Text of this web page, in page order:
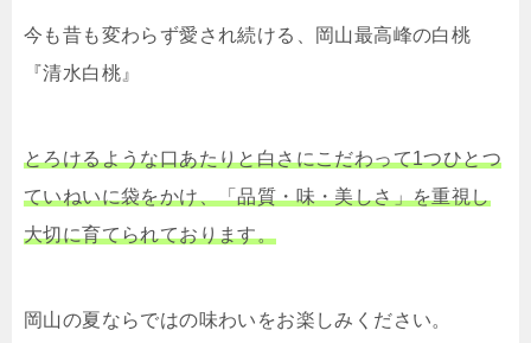
今も昔も変わらず愛され続ける、岡山最高峰の白桃
『清水白桃』
とろけるような口あたりと白さにこだわって1つひとつ
ていねいに袋をかけ、「品質・味・美しさ」を重視し
大切に育てられております。
岡山の夏ならではの味わいをお楽しみください。